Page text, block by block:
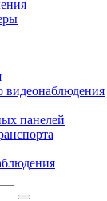
видеонаблюдения
панелей